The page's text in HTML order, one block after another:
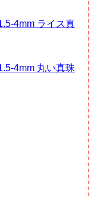
4mm 丸い真珠